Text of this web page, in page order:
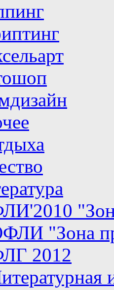
"Зона
2012